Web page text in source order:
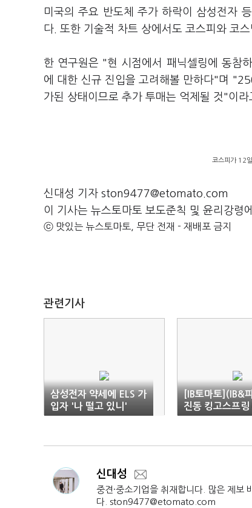
미국의 주요 반도체 주가 하락이 삼성전자
다. 또한 기술적 차트 상에서도 코스피와 코
한 연구원은 "현 시점에서 패닉셀링에 동참
에 대한 신규 진입을 고려해볼 만하다"며
가된 상태이므로 추가 투매는 억제될 것"이라
코스피가 12
신대성 기자 ston9477@etomato.com
이 기사는 뉴스토마토 보도준칙 및 윤리강령
ⓒ 맛있는 뉴스토마토, 무단 전재 - 재배포 금지
관련기사
삼성전자 약세에 ELS 가
입자 '나 떨고 있니'
[IB토마토](IB&
진동 킹고스프링
신대성
중견·중소기업을 취재합니다. 많은 제보
다. ston9477@etomato.com